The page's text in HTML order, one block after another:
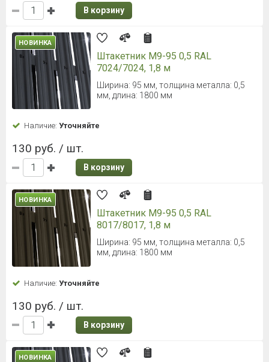
В корзину
НОВИНКА
Штакетник М9-95 0,5 RAL
7024/7024, 1,8 м
Ширина: 95 мм, толщина металла: 0,5
мм, длина: 1800 мм
Наличие: Уточняйте
130 руб. / шт.
В корзину
НОВИНКА
Штакетник М9-95 0,5 RAL
8017/8017, 1,8 м
Ширина: 95 мм, толщина металла: 0,5
мм, длина: 1800 мм
Наличие: Уточняйте
130 руб. / шт.
В корзину
НОВИНКА